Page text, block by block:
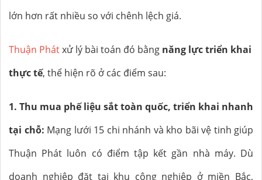
lớn hơn rất nhiều so với chênh lệch giá.
Thuận Phátxử lý bài toán đó bằng năng lực triển khai
thực tế, thể hiện rõ ở các điểm sau:
1. Thu mua phế liệu sắt toàn quốc, triển khai nhanh
tại chỗ: Mạng lưới 15 chi nhánh và kho bãi vệ tinh giúp
Thuận Phát luôn có điểm tập kết gần nhà máy. Dù
doanh nghiệp đặt tại khu công nghiệp ở miền Bắc,